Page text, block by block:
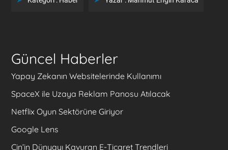
Güncel Haberler
Yapay Zekanın Websitelerinde Kullanımı
SpaceX ile Uzaya Reklam Panosu Atılacak
Netflix Oyun Sektörüne Giriyor
Google Lens
Çin’in Dünyayı Kavuran E-Ticaret Trendleri